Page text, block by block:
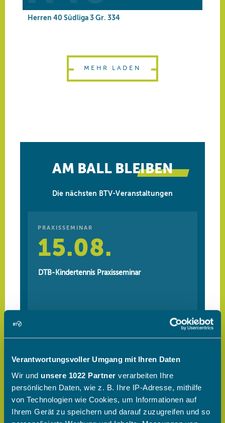
Verantwortungsvoller Umgang mit Ihren Daten
Wir und unsere 1022 Partner verarbeiten Ihre
persönlichen Daten, wie z. B. Ihre IP-Adresse, mithilfe
von Technologien wie Cookies, um Informationen auf
Ihrem Gerät zu speichern und darauf zuzugreifen und so